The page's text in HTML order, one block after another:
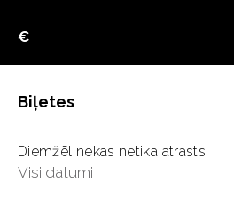
€
Biļetes
Diemžēl nekas netika atrasts.
Visi datumi